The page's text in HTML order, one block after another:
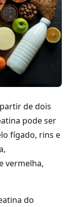
de dois
pode ser
fígado, rins e
vermelha,
do